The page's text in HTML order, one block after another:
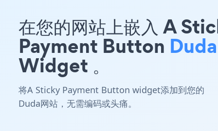
在您的网站上嵌入 A
Payment Button Duda
Widget 。
将A Sticky Payment Button widget添加到您的
Duda网站，无需编码或头痛。